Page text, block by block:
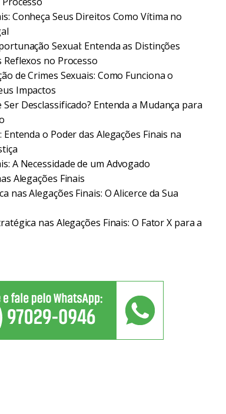
Conheça Seus Direitos Como Vítima no
Sexual: Entenda as Distinções
Reflexos no Processo
de Crimes Sexuais: Como Funciona o
Impactos
Desclassificado? Entenda a Mudança para
Entenda o Poder das Alegações Finais na
A Necessidade de um Advogado
Alegações Finais
nas Alegações Finais: O Alicerce da Sua
nas Alegações Finais: O Fator X para a